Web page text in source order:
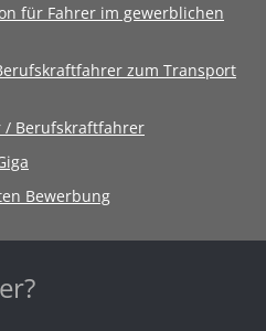
für Fahrer im gewerblichen
zum Transport
/ Berufskraftfahrer
Bewerbung